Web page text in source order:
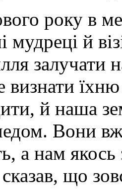
року в
мудреці й
їхню
й наша
Вони
а нам якось
що